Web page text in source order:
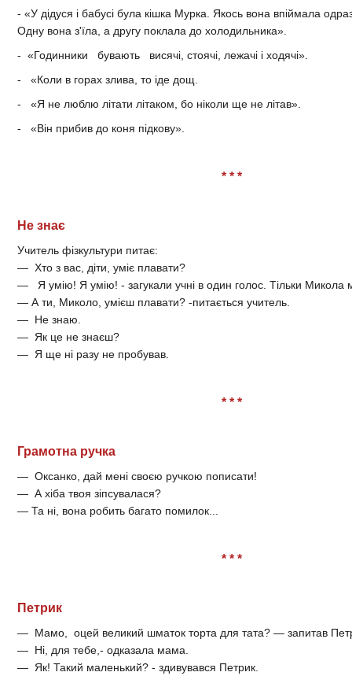
- «У дідуся і бабусі була кішка Мурка. Якось вона впіймала
Одну вона з'їла, а другу поклала до холодильника».
- «Годинники бувають висячі, стоячі, лежачі і ходячі».
- «Коли в горах злива, то іде дощ.
- «Я не люблю літати літаком, бо ніколи ще не літав».
- «Він прибив до коня підкову».
* * *
Не знає
Учитель фізкультури питає:
— Хто з вас, діти, уміє плавати?
— Я умію! Я умію! - загукали учні в один голос. Тільки Микола
— А ти, Миколо, умієш плавати? -питається учитель.
— Не знаю.
— Як це не знаєш?
— Я ще ні разу не пробував.
* * *
Грамотна ручка
— Оксанко, дай мені своєю ручкою пописати!
— А хіба твоя зіпсувалася?
— Та ні, вона робить багато помилок...
* * *
Петрик
— Мамо, оцей великий шматок торта для тата? — запитав
— Ні, для тебе,- одказала мама.
— Як! Такий маленький? - здивувався Петрик.